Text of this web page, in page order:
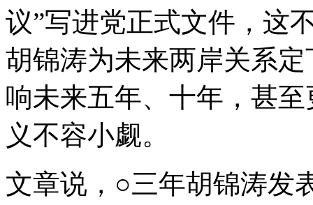
议”写进党正式文件，这
胡锦涛为未来两岸关系
响未来五年、十年，甚
义不容小觑。
文章说，○三年胡锦涛发